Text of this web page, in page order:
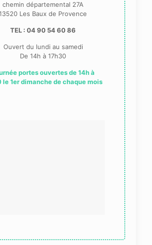
chemin départemental 27A
Les Baux de Provence
TEL : 04 90 54 60 86
Ouvert du lundi au samedi
De 14h à 17h30
portes ouvertes de 14h à
le 1er dimanche de chaque mois